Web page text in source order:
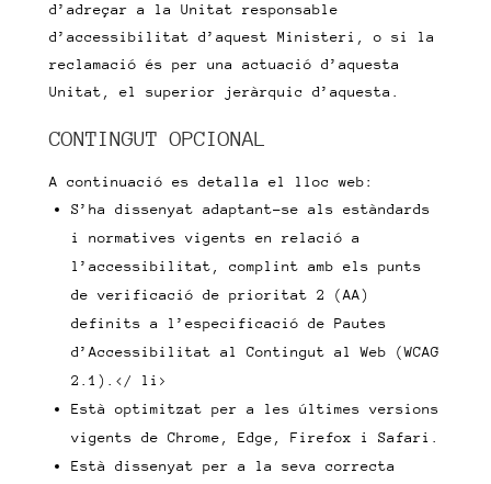
d’adreçar a la Unitat responsable
d’accessibilitat d’aquest Ministeri, o si la
reclamació és per una actuació d’aquesta
Unitat, el superior jeràrquic d’aquesta.
CONTINGUT OPCIONAL
A continuació es detalla el lloc web:
S’ha dissenyat adaptant-se als estàndards
i normatives vigents en relació a
l’accessibilitat, complint amb els punts
de verificació de prioritat 2 (AA)
definits a l’especificació de Pautes
d’Accessibilitat al Contingut al Web (WCAG
2.1).</ li>
Està optimitzat per a les últimes versions
vigents de Chrome, Edge, Firefox i Safari.
Està dissenyat per a la seva correcta